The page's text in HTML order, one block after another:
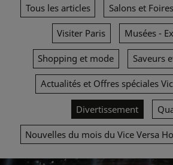
Tous les articles Salons et Foires
Visiter Paris Musées -
Shopping et mode Saveurs
Actualités et Offres spéciales
Divertissement
Nouvelles du mois du Vice Versa